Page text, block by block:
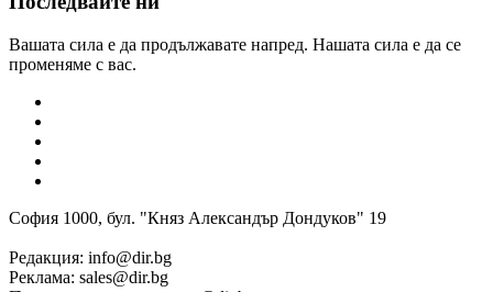
Вашата сила е да продължавате напред. Нашата сила е да се
променяме с вас.
София 1000, бул. "Княз Александър Дондуков" 19
Редакция: info@dir.bg
Реклама: sales@dir.bg